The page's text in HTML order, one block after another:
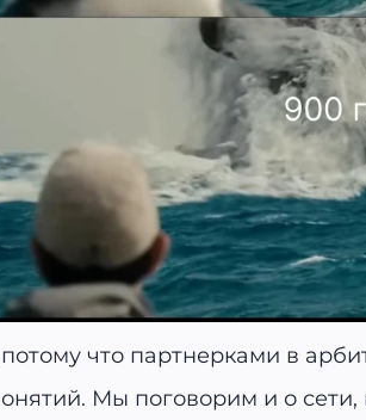
что партнерками в
Мы поговорим и о